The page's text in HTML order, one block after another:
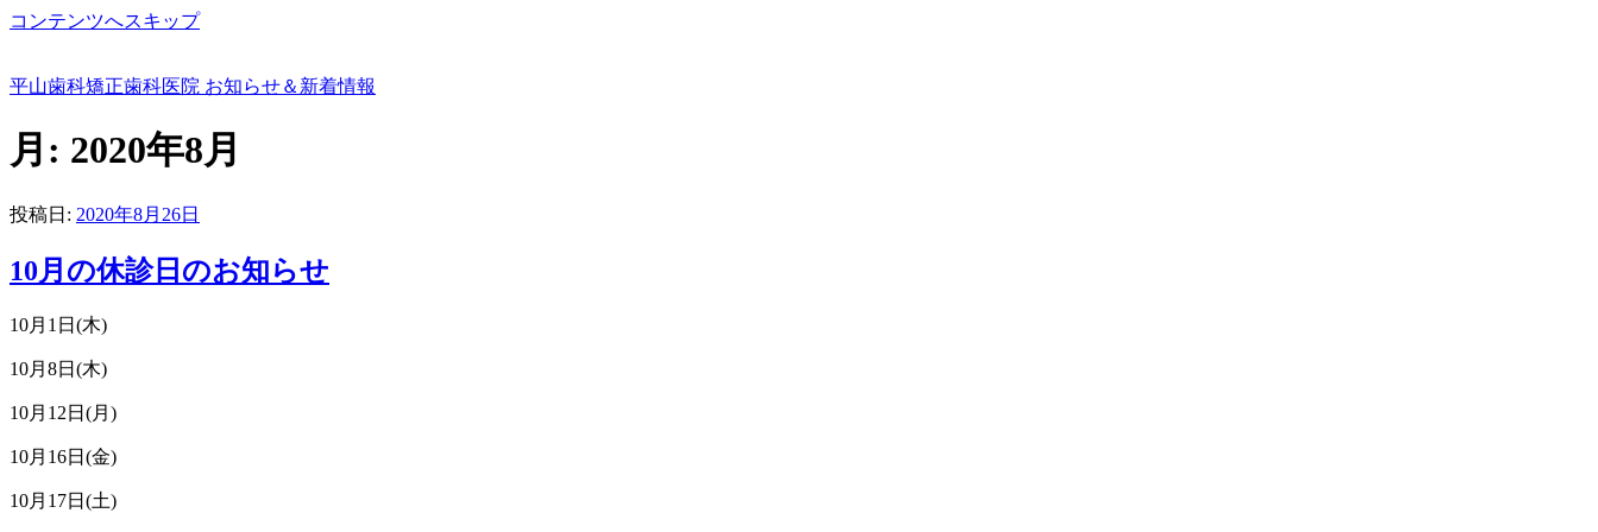
コンテンツへスキップ
平山歯科矯正歯科医院 お知らせ＆新着情報
月: 2020年8月
投稿日: 2020年8月26日
10月の休診日のお知らせ
10月1日(木)
10月8日(木)
10月12日(月)
10月16日(金)
10月17日(土)